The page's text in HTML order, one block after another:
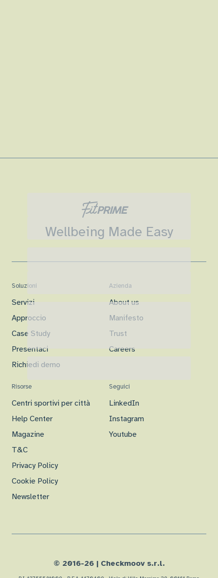
Wellbeing Made Easy
Soluzioni
Servizi
Approccio
Case Study
Presentaci
Richiedi demo
Azienda
About us
Manifesto
Trust
Careers
Risorse
Centri sportivi per città
Help Center
Magazine
T&C
Privacy Policy
Cookie Policy
Newsletter
Seguici
LinkedIn
Instagram
Youtube
© 2016-26| Checkmoov s.r.l.